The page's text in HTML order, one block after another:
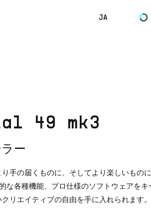
JA
49 mk3
ー
手の届くものに、そしてより楽しいもの
各種機能、プロ仕様のソフトウェアをキ
リエイティブの自由を手に入れられます。